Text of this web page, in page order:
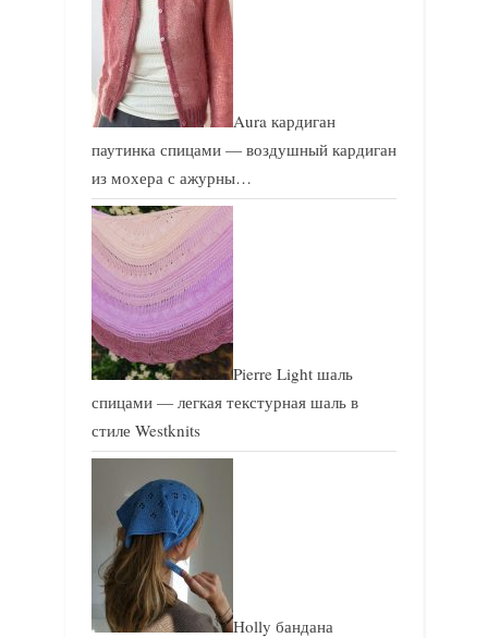
Aura кардиган
паутинка спицами — воздушный кардиган
из мохера с ажурны…
Pierre Light шаль
спицами — легкая текстурная шаль в
стиле Westknits
Holly бандана